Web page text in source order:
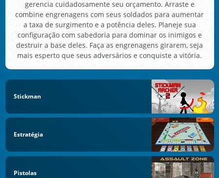
gerencia cuidadosamente seu orçamento. Arraste e
combine engrenagens com seus soldados para aumentar
a taxa de surgimento e a potência deles. Planeje sua
configuração com sabedoria para dominar os inimigos e
destruir a base deles. Faça as engrenagens girarem, seja
mais esperto que seus adversários e conquiste a vitória.
Stickman
Estratégia
Pistolas